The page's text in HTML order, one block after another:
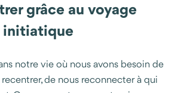
grâce au voyage
initiatique
notre vie où nous avons besoin de
de nous reconnecter à qui